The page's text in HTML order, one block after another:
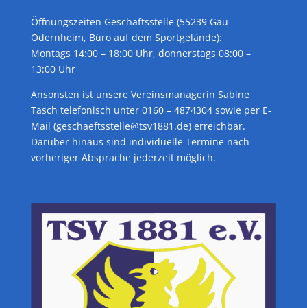
Öffnungszeiten Geschäftsstelle (55239 Gau-
Odernheim, Büro auf dem Sportgelände):
Montags 14:00 – 18:00 Uhr, donnerstags 08:00 –
13:00 Uhr
Ansonsten ist unsere Vereinsmanagerin Sabine
Tasch telefonisch unter 0160 – 4874304 sowie per E-
Mail (geschaeftsstelle@tsv1881.de) erreichbar.
Darüber hinaus sind individuelle Termine nach
vorheriger Absprache jederzeit möglich.